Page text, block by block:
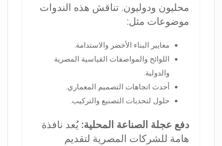
محليون ودوليون. تناقش هذه الندوات
موضوعات مثل:
معايير البناء الأخضر والاستدامة.
اللوائح والمواصفات القياسية المصرية
والدولية.
أحدث اتجاهات التصميم المعماري.
حلول لتحديات التصنيع والتركيب.
دفع عجلة الصناعة المحلية: يُعد نافذة
هامة للشركات المصرية لتقديم